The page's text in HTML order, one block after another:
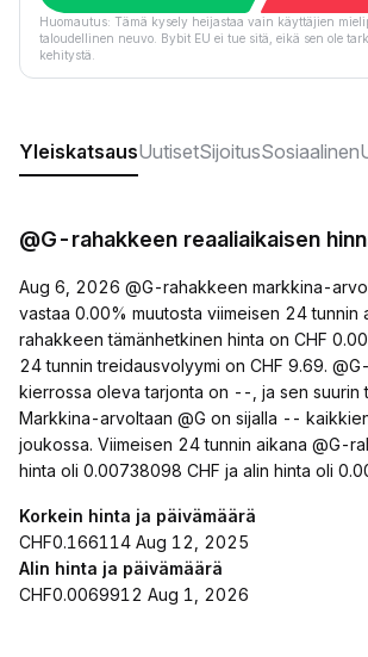
Huomautus: Tämä kysely heijastaa vain käyttäjien
taloudellinen neuvo. Bybit EU ei tue sitä, eikä sen ole
kehitystä.
YleiskatsausUutisetSijoitusSosiaalinen
@G-rahakkeen reaaliaikaisen
Aug 6, 2026 @G-rahakkeen markkina-
vastaa 0.00% muutosta viimeisen 24 tunnin
rahakkeen tämänhetkinen hinta on CHF
24 tunnin treidausvolyymi on CHF 9.69.
kierrossa oleva tarjonta on --, ja sen suurin
Markkina-arvoltaan @G on sijalla --
joukossa. Viimeisen 24 tunnin aikana @G-
hinta oli 0.00738098 CHF ja alin hinta oli
Korkein hinta ja päivämäärä
CHF0.166114 Aug 12, 2025
Alin hinta ja päivämäärä
CHF0.0069912 Aug 1, 2026